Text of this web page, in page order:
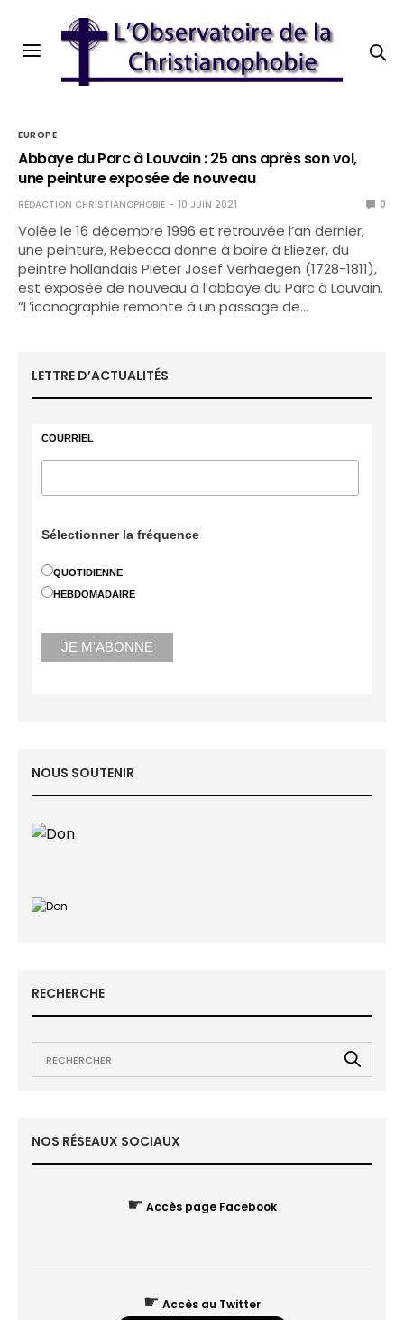
EUROPE
Abbaye du Parc à Louvain : 25 ans après son vol,
une peinture exposée de nouveau
RÉDACTION CHRISTIANOPHOBIE 10 JUIN 2021 0
Volée le 16 décembre 1996 et retrouvée l’an dernier,
une peinture, Rebecca donne à boire à Eliezer, du
peintre hollandais Pieter Josef Verhaegen (1728-1811),
est exposée de nouveau à l’abbaye du Parc à Louvain.
“L’iconographie remonte à un passage de…
LETTRE D’ACTUALITÉS
COURRIEL
Sélectionner la fréquence
QUOTIDIENNE
HEBDOMADAIRE
NOUS SOUTENIR
RECHERCHE
NOS RÉSEAUX SOCIAUX
☛ Accès page Facebook
☛ Accès au Twitter